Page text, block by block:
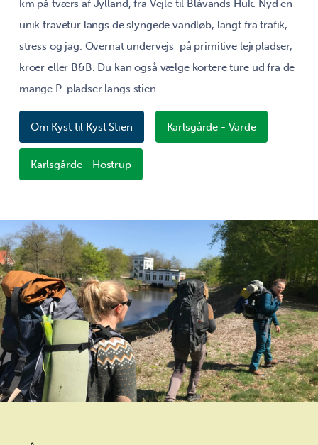
km på tværs af Jylland, fra Vejle til Blåvands Huk. Nyd en
unik travetur langs de slyngede vandløb, langt fra trafik,
stress og jag. Overnat undervejs på primitive lejrpladser,
kroer eller B&B. Du kan også vælge kortere ture ud fra de
mange P-pladser langs stien.
Om Kyst til Kyst Stien Karlsgårde - Varde
Karlsgårde - Hostrup